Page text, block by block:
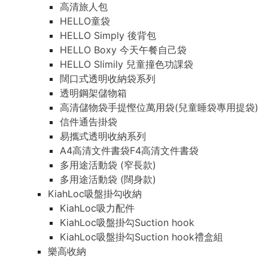
高清旅人包
HELLO童袋
HELLO Simply 後背包
HELLO Boxy 今天午餐自己袋
HELLO Slimily 兒童撞色功課袋
闊口式透明收納袋系列
透明鋼架儲物箱
高清儲物袋手提慳位萬用袋(兒童睡袋專用提袋)
信件通告掛袋
易攜式透明收納系列
A4高清文件書袋F4高清文件書袋
多用途活動袋 (窄長款)
多用途活動袋 (闊身款)
KiahLoc吸盤掛勾收納
KiahLoc吸力配件
KiahLoc吸盤掛勾Suction hook
KiahLoc吸盤掛勾Suction hook禮盒組
樂高收納